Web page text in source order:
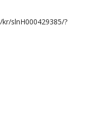
slnH000429385/?